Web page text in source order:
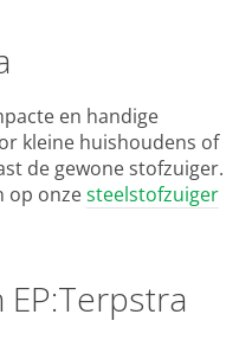
en handige
kleine huishoudens of
de gewone stofzuiger.
op onzesteelstofzuiger